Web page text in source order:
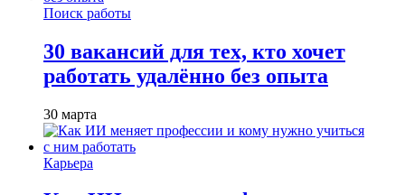
Поиск работы
30 вакансий для тех, кто хочет
работать удалённо без опыта
30 марта
Карьера